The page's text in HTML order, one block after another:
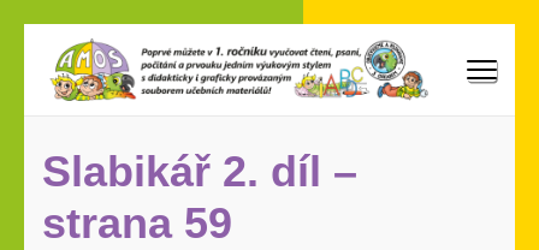
Přeskočit
obsah
Enter)AMOS
provázaným souborem učebních materiálů!
Slabikář 2. díl –
strana 59